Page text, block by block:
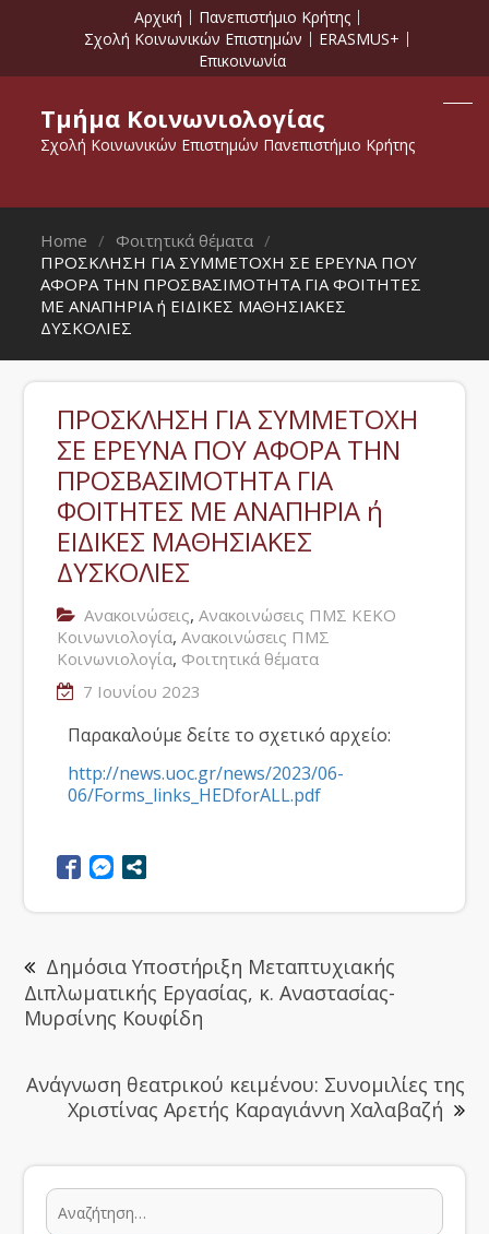
Αρχική
Πανεπιστήμιο Κρήτης
Σχολή Κοινωνικών Επιστημών
ERASMUS+
Επικοινωνία
Τμήμα Κοινωνιολογίας
Σχολή Κοινωνικών Επιστημών Πανεπιστήμιο Κρήτης
Home
Φοιτητικά θέματα
ΠΡΟΣΚΛΗΣΗ ΓΙΑ ΣΥΜΜΕΤΟΧΗ ΣΕ ΕΡΕΥΝΑ ΠΟΥ
ΑΦΟΡΑ ΤΗΝ ΠΡΟΣΒΑΣΙΜΟΤΗΤΑ ΓΙΑ ΦΟΙΤΗΤΕΣ
ΜΕ ΑΝΑΠΗΡΙΑ ή ΕΙΔΙΚΕΣ ΜΑΘΗΣΙΑΚΕΣ
ΔΥΣΚΟΛΙΕΣ
ΠΡΟΣΚΛΗΣΗ ΓΙΑ ΣΥΜΜΕΤΟΧΗ
ΣΕ ΕΡΕΥΝΑ ΠΟΥ ΑΦΟΡΑ ΤΗΝ
ΠΡΟΣΒΑΣΙΜΟΤΗΤΑ ΓΙΑ
ΦΟΙΤΗΤΕΣ ΜΕ ΑΝΑΠΗΡΙΑ ή
ΕΙΔΙΚΕΣ ΜΑΘΗΣΙΑΚΕΣ
ΔΥΣΚΟΛΙΕΣ
Ανακοινώσεις,Ανακοινώσεις ΠΜΣ ΚΕΚΟ
Κοινωνιολογία,Ανακοινώσεις ΠΜΣ
Κοινωνιολογία, Φοιτητικά θέματα
7 Ιουνίου 2023
Παρακαλούμε δείτε το σχετικό αρχείο:
http://news.uoc.gr/news/2023/06-
06/Forms_links_HEDforALL.pdf
Δημόσια Υποστήριξη Μεταπτυχιακής
Διπλωματικής Εργασίας, κ. Αναστασίας-
Μυρσίνης Κουφίδη
Ανάγνωση θεατρικού κειμένου: Συνομιλίες της
Χριστίνας Αρετής Καραγιάννη Χαλαβαζή